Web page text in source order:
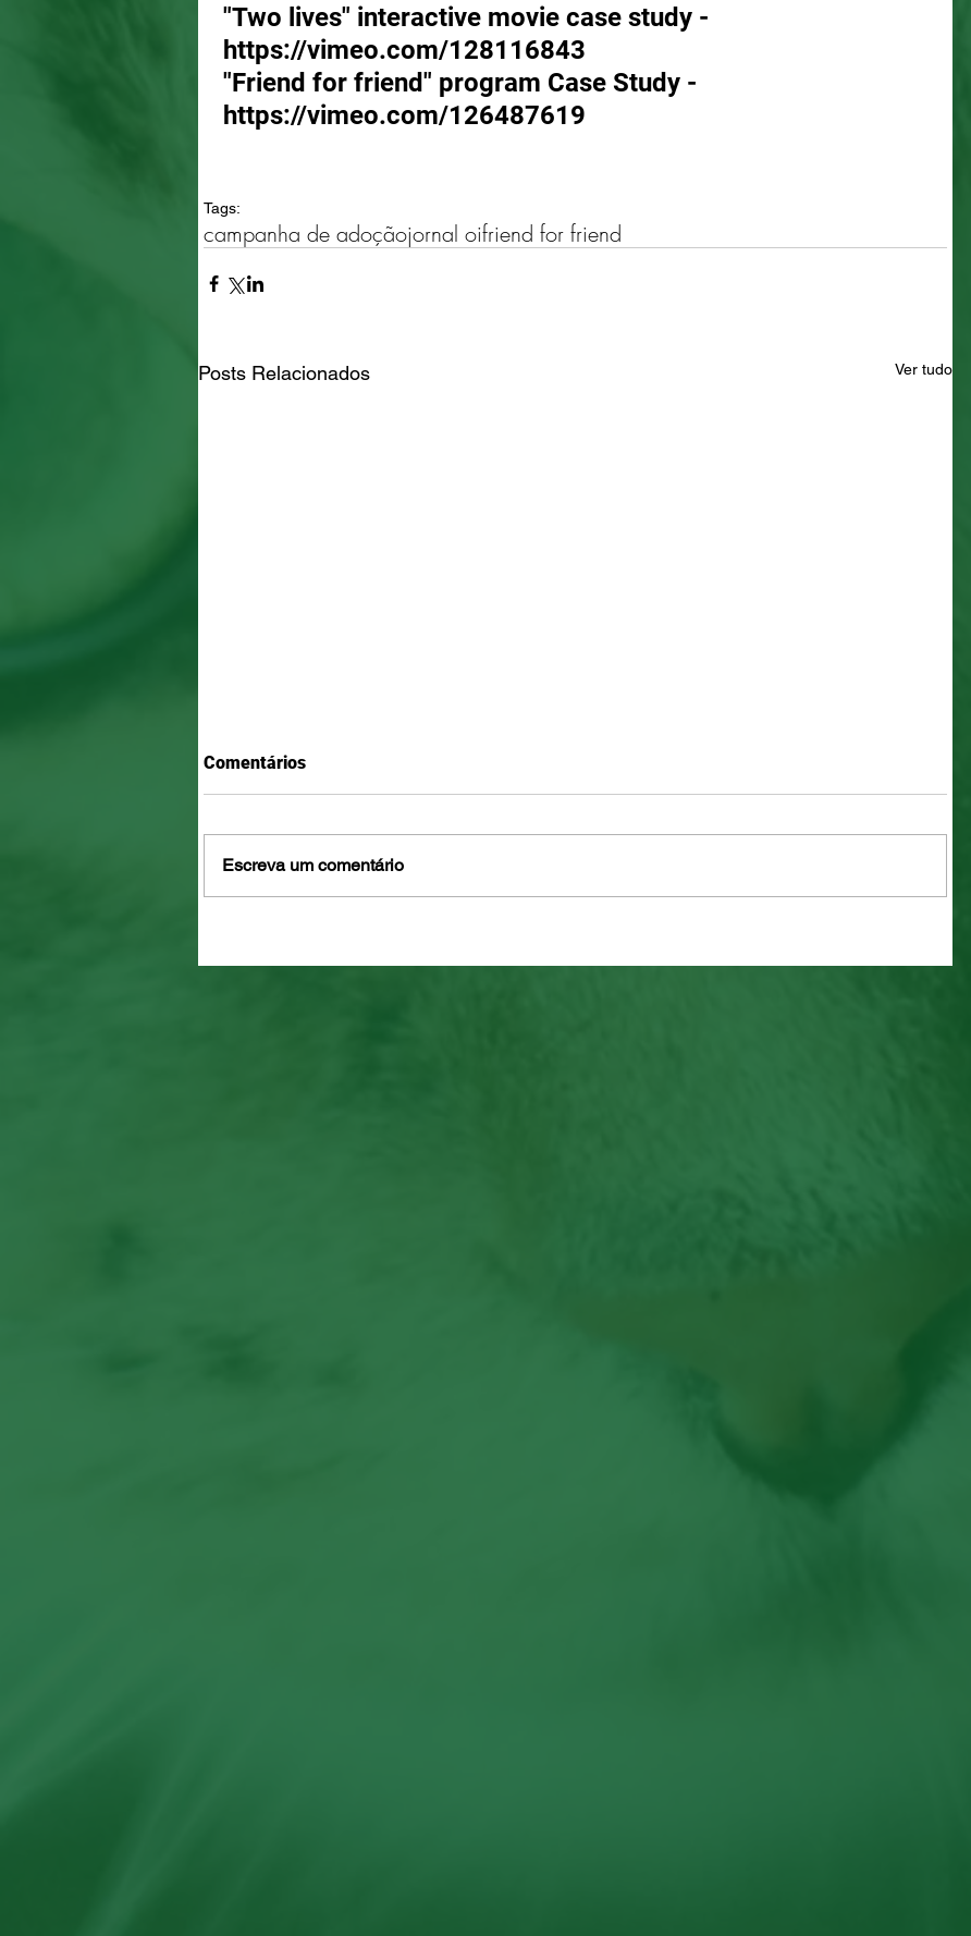
"Two lives" interactive movie case study -
https://vimeo.com/128116843
"Friend for friend" program Case Study -
https://vimeo.com/126487619
Tags:
campanha de adoçãojornal oifriend for friend
Posts Relacionados Ver tudo
abandonados são encontrados
adota filhote que não era seu – o
Comentários
Escreva um comentário